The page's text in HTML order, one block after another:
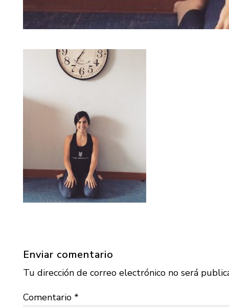
Enviar comentario
Tu dirección de correo electrónico no será
Comentario *